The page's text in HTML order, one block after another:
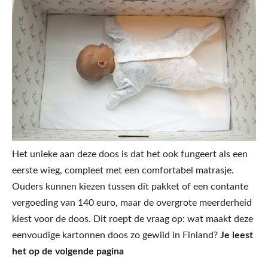
Het unieke aan deze doos is dat het ook fungeert als een
eerste wieg, compleet met een comfortabel matrasje.
Ouders kunnen kiezen tussen dit pakket of een contante
vergoeding van 140 euro, maar de overgrote meerderheid
kiest voor de doos. Dit roept de vraag op: wat maakt deze
eenvoudige kartonnen doos zo gewild in Finland? Je leest
het op de volgende pagina